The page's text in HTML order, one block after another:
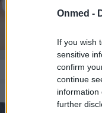
Onmed -
If you wish
sensitive
confirm
continue
information
further
Ένας στους
μορφής